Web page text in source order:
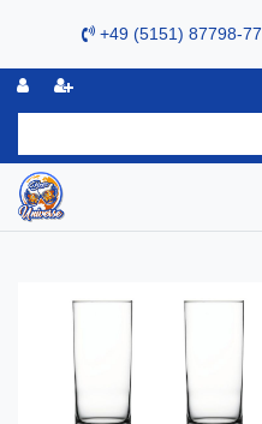
+49 (5151) 87798-